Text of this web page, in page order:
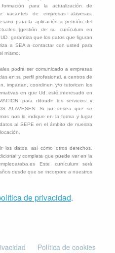
formación para la actualización de
vacantes de empresas alavesas.
para la aplicación a petición del
(gestión de su currículum en
garantiza que los datos que figuran
a SEA a contactar con usted para
mismo.
podrá ser comunicado a empresas
en su perfil profesional, a centros de
impartan, coordinen y/o tutoricen los
en que Ud. esté interesado en
para difundir los servicios y
ALAVESES. Si no desea que se
nos lo indique en la forma y lugar
al SEPE en el ámbito de nuestra
los datos, así como otros derechos,
y completa que puede ver en la
Este currículum será
desde que se incorpore a nuestros
de privacidad.
Política de cookies